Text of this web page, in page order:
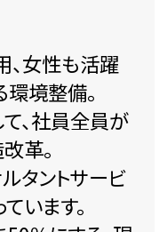
女性も活躍
環境整備。
、社員全員が
革。
タントサービ
います。